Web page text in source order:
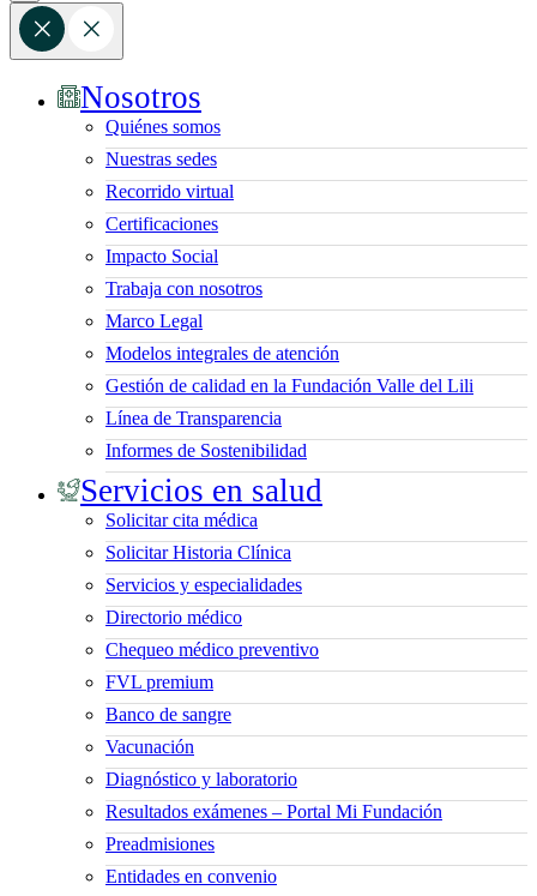
Nosotros
Quiénes somos
Nuestras sedes
Recorrido virtual
Certificaciones
Impacto Social
Trabaja con nosotros
Marco Legal
Modelos integrales de atención
Gestión de calidad en la Fundación Valle del Lili
Línea de Transparencia
Informes de Sostenibilidad
Servicios en salud
Solicitar cita médica
Solicitar Historia Clínica
Servicios y especialidades
Directorio médico
Chequeo médico preventivo
FVL premium
Banco de sangre
Vacunación
Diagnóstico y laboratorio
Resultados exámenes – Portal Mi Fundación
Preadmisiones
Entidades en convenio